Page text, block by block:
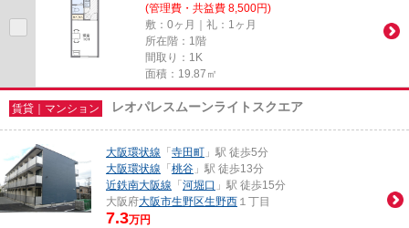
(管理費・共益費 8,500円)
敷：0ヶ月｜礼：1ヶ月
所在階：1階
間取り：1K
面積：19.87㎡
賃貸｜マンション レオパレスムーンライトスクエア
大阪環状線 「 寺田町 」駅 徒歩5分
大阪環状線 「 桃谷 」駅 徒歩13分
近鉄南大阪線 「 河堀口 」駅 徒歩15分
大阪府大阪市生野区生野西 １丁目
7.3万円